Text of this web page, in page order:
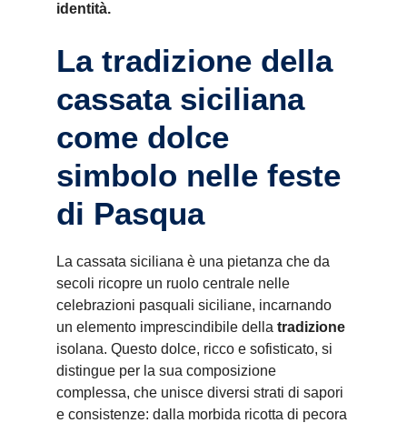
identità.
La tradizione della
cassata siciliana
come dolce
simbolo nelle feste
di Pasqua
La cassata siciliana è una pietanza che da
secoli ricopre un ruolo centrale nelle
celebrazioni pasquali siciliane, incarnando
un elemento imprescindibile della tradizione
isolana. Questo dolce, ricco e sofisticato, si
distingue per la sua composizione
complessa, che unisce diversi strati di sapori
e consistenze: dalla morbida ricotta di pecora